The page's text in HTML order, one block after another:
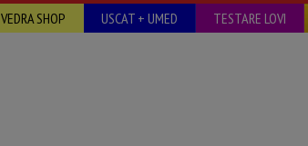
VEDRA SHOP USCAT + UMED TESTARE LOVI